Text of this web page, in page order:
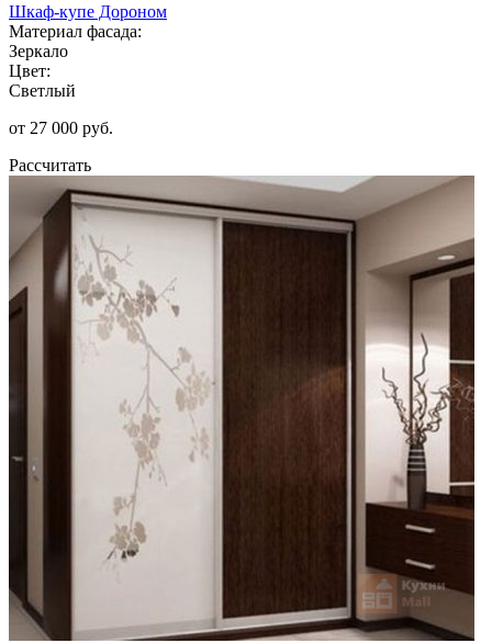
Шкаф-купе Дороном
Материал фасада:
Зеркало
Цвет:
Светлый
от 27 000 руб.
Рассчитать